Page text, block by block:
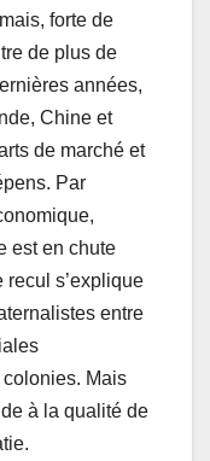
forte de
de plus de
années,
Chine et
de marché et
Par
est en chute
recul s’explique
entre
Mais
à la qualité de